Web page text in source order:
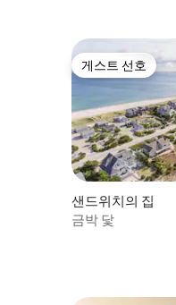
게스트 선호
게스트 선호
샌드위치의 집
금박 닻